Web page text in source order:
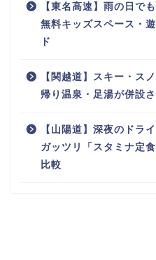
【東名高速】雨の日で
無料キッズスペース・
ド
【関越道】スキー・ス
帰り温泉・足湯が併設
【山陽道】深夜のドラ
ガッツリ「スタミナ定
比較